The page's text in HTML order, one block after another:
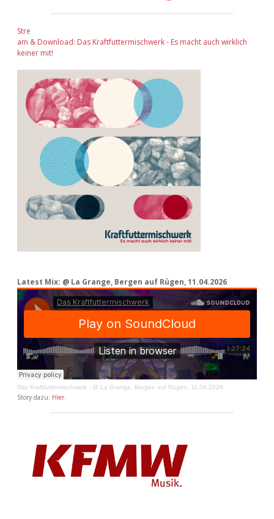
Stre
am & Download: Das Kraftfuttermischwerk - Es macht auch wirklich
keiner mit!
Latest Mix: @ La Grange, Bergen auf Rügen, 11.04.2026
Das Kraftfuttermischwerk · @ La Grange, Bergen auf Rügen, 11.04.2026
Story dazu: Hier.